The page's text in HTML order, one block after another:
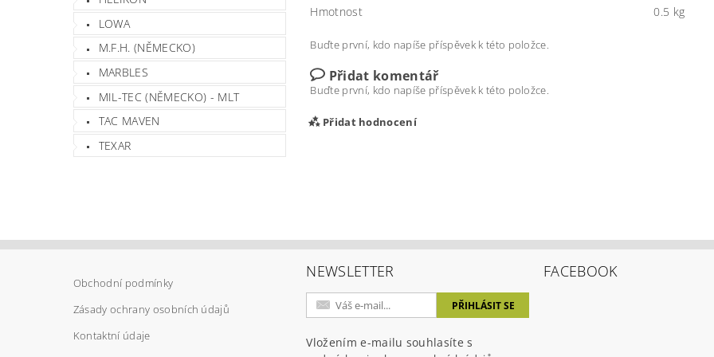
LOWA
M.F.H. (NĚMECKO)
MARBLES
MIL-TEC (NĚMECKO) - MLT
TAC MAVEN
TEXAR
Hmotnost 0.5 kg
Buďte první, kdo napíše příspěvek k této položce.
Přidat komentář
Buďte první, kdo napíše příspěvek k této položce.
Přidat hodnocení
Obchodní podmínky
Zásady ochrany osobních údajů
Kontaktní údaje
NEWSLETTER
Vložením e-mailu souhlasíte s
FACEBOOK